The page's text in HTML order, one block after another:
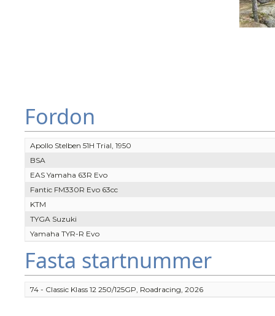
Fordon
Apollo Stelben 51H Trial, 1950
BSA
EAS Yamaha 63R Evo
Fantic FM330R Evo 63cc
KTM
TYGA Suzuki
Yamaha TYR-R Evo
Fasta startnummer
74 - Classic Klass 12 250/125GP, Roadracing, 2026